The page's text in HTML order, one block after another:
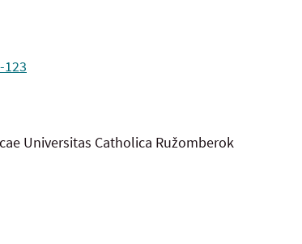
Universitas Catholica Ružomberok